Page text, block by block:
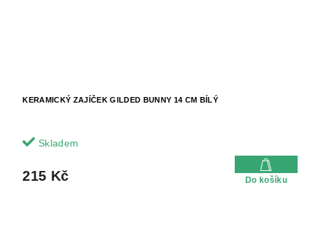
KERAMICKÝ ZAJÍČEK GILDED BUNNY 14 CM BÍLÝ
Skladem
215 Kč Do košíku